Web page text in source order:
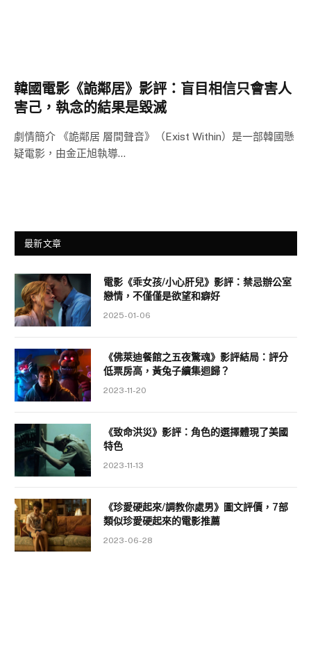
韓國電影《詭鄰居》影評：盲目相信只會害人
害己，執念的結果是毀滅
劇情簡介 《詭鄰居 層間聲音》（Exist Within）是一部韓國懸
疑電影，由金正旭執導…
最新文章
電影《乖女孩/小心肝兒》影評：禁忌辦公室
戀情，不僅僅是欲望和癖好
2025-01-06
《佛萊迪餐館之五夜驚魂》影評結局：評分
低票房高，黃兔子續集迴歸？
2023-11-20
《致命洪災》影評：角色的選擇體現了美國
特色
2023-11-13
《珍愛硬起來/調教你處男》圖文評價，7部
類似珍愛硬起來的電影推薦
2023-06-28